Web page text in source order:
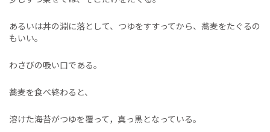
あるいは丼の淵に落として、つゆをすすってから、蕎麦をたぐるの
もいい。
わさびの吸い口である。
蕎麦を食べ終わると、
溶けた海苔がつゆを覆って，真っ黒となっている。